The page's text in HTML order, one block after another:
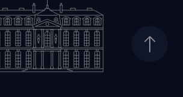
Haut